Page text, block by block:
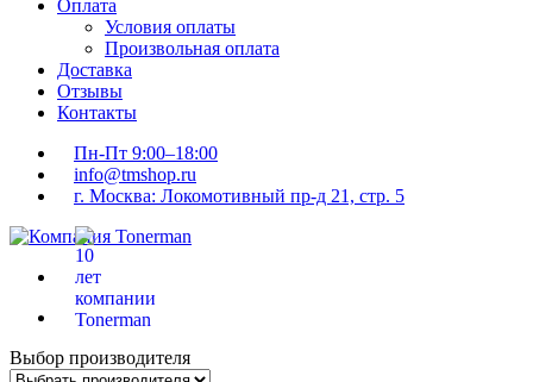
Оплата
Условия оплаты
Произвольная оплата
Доставка
Отзывы
Контакты
Пн-Пт 9:00–18:00
info@tmshop.ru
г. Москва: Локомотивный пр-д 21, стр. 5
Выбор производителя